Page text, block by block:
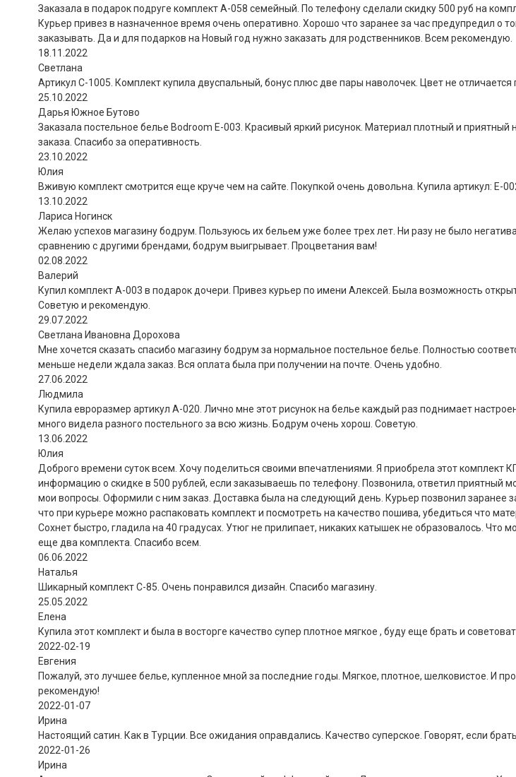
Заказала в подарок подруге комплект А-058 семейный. По телефону сделали скидку 500 руб на
Курьер привез в назначенное время очень оперативно. Хорошо что заранее за час предупредил о
заказывать. Да и для подарков на Новый год нужно заказать для родственников. Всем рекомендую.
18.11.2022
Светлана
Артикул С-1005. Комплект купила двуспальный, бонус плюс две пары наволочек. Цвет не
25.10.2022
Дарья Южное Бутово
Заказала постельное белье Bodroom E-003. Красивый яркий рисунок. Материал плотный и
заказа. Спасибо за оперативность.
23.10.2022
Юлия
Вживую комплект смотрится еще круче чем на сайте. Покупкой очень довольна. Купила артикул: E-
13.10.2022
Лариса Ногинск
Желаю успехов магазину бодрум. Пользуюсь их бельем уже более трех лет. Ни разу не было
сравнению с другими брендами, бодрум выигрывает. Процветания вам!
02.08.2022
Валерий
Купил комплект A-003 в подарок дочери. Привез курьер по имени Алексей. Была возможность
Советую и рекомендую.
29.07.2022
Светлана Ивановна Дорохова
Мне хочется сказать спасибо магазину бодрум за нормальное постельное белье. Полностью
меньше недели ждала заказ. Вся оплата была при получении на почте. Очень удобно.
27.06.2022
Людмила
Купила евроразмер артикул А-020. Лично мне этот рисунок на белье каждый раз поднимает
много видела разного постельного за всю жизнь. Бодрум очень хорош. Советую.
13.06.2022
Юлия
Доброго времени суток всем. Хочу поделиться своими впечатлениями. Я приобрела этот комплект
информацию о скидке в 500 рублей, если заказываешь по телефону. Позвонила, ответил приятный
мои вопросы. Оформили с ним заказ. Доставка была на следующий день. Курьер позвонил заранее
что при курьере можно распаковать комплект и посмотреть на качество пошива, убедиться что
Сохнет быстро, гладила на 40 градусах. Утюг не прилипает, никаких катышек не образовалось. Что
еще два комплекта. Спасибо всем.
06.06.2022
Наталья
Шикарный комплект C-85. Очень понравился дизайн. Спасибо магазину.
25.05.2022
Елена
Купила этот комплект и была в восторге качество супер плотное мягкое , буду еще брать и
2022-02-19
Евгения
Пожалуй, это лучшее белье, купленное мной за последние годы. Мягкое, плотное, шелковистое. И
рекомендую!
2022-01-07
Ирина
Настоящий сатин. Как в Турции. Все ожидания оправдались. Качество суперское. Говорят, если
2022-01-26
Ирина